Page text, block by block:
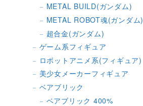
METAL BUILD(ガンダム)
METAL ROBOT魂(ガンダム)
超合金(ガンダム)
ゲーム系フィギュア
ロボットアニメ系(フィギュア)
美少女メーカーフィギュア
ベアブリック
ベアブリック 400%